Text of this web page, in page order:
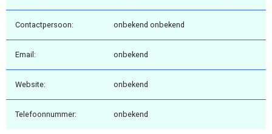
Contactpersoon: onbekend onbekend
Email: onbekend
Website: onbekend
Telefoonnummer: onbekend